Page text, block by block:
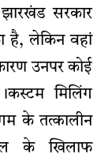
सरकार
है, लेकिन वहां
उनपर कोई
मिलिंग
के तत्कालीन
के खिलाफ